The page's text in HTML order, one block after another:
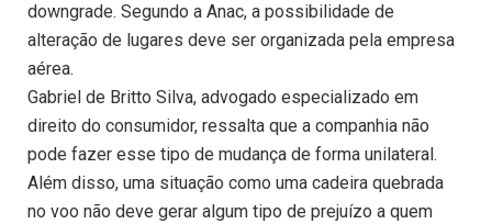
downgrade. Segundo a Anac, a possibilidade de
alteração de lugares deve ser organizada pela empresa
aérea.
Gabriel de Britto Silva, advogado especializado em
direito do consumidor, ressalta que a companhia não
pode fazer esse tipo de mudança de forma unilateral.
Além disso, uma situação como uma cadeira quebrada
no voo não deve gerar algum tipo de prejuízo a quem